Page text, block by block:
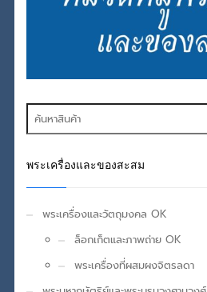
พระเครื่องและของสะสม
พระเครื่องและวัตถุมงคล OK
ล็อกเก็ตและภาพถ่าย OK
พระเครื่องที่ผสมผงจิตรลดา